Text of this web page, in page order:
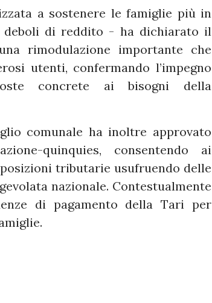
a sostenere le famiglie più in
deboli di reddito - ha dichiarato il
rimodulazione importante che
utenti, confermando l’impegno
concrete ai bisogni della
comunale ha inoltre approvato
quinquies, consentendo ai
tributarie usufruendo delle
nazionale. Contestualmente
di pagamento della Tari per